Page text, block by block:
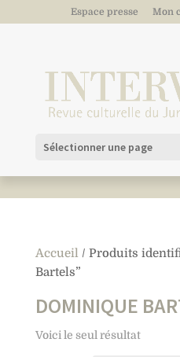
Espace presse Mon
Sélectionner une page
Accueil/ Produits
Bartels”
DOMINIQUE
Voici le seul résultat